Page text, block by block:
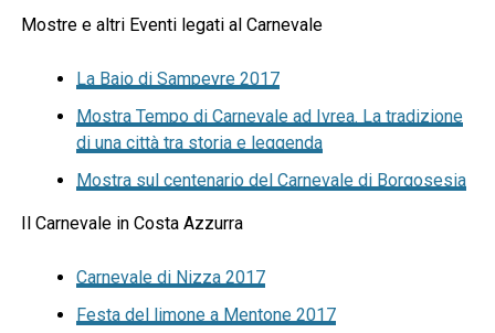
Mostre e altri Eventi legati al Carnevale
La Baio di Sampeyre 2017
Mostra Tempo di Carnevale ad Ivrea. La tradizione
di una città tra storia e leggenda
Mostra sul centenario del Carnevale di Borgosesia
Il Carnevale in Costa Azzurra
Carnevale di Nizza 2017
Festa del limone a Mentone 2017